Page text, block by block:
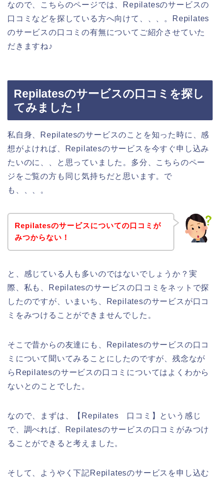
なので、こちらのページでは、Repilatesのサービスの
口コミなどを探している方へ向けて、、、。Repilates
のサービスの口コミの有無についてご紹介させていた
だきますね♪
Repilatesのサービスの口コミを探し
てみました！
私自身、Repilatesのサービスのことを知った時に、感
想がよければ、Repilatesのサービスを今すぐ申し込み
たいのに、、と思っていました。多分、こちらのペー
ジをご覧の方も同じ気持ちだと思います。で
も、、、。
Repilatesのサービスについての口コミが
みつからない！
と、感じている人も多いのではないでしょうか？実
際、私も、Repilatesのサービスの口コミをネットで探
したのですが、いまいち、Repilatesのサービスが口コ
ミをみつけることができませんでした。
そこで昔からの友達にも、Repilatesのサービスの口コ
ミについて聞いてみることにしたのですが、残念なが
らRepilatesのサービスの口コミについてはよくわから
ないとのことでした。
なので、まずは、【Repilates 口コミ】という感じ
で、調べれば、Repilatesのサービスの口コミがみつけ
ることができると考えました。
そして、ようやく下記Repilatesのサービスを申し込む